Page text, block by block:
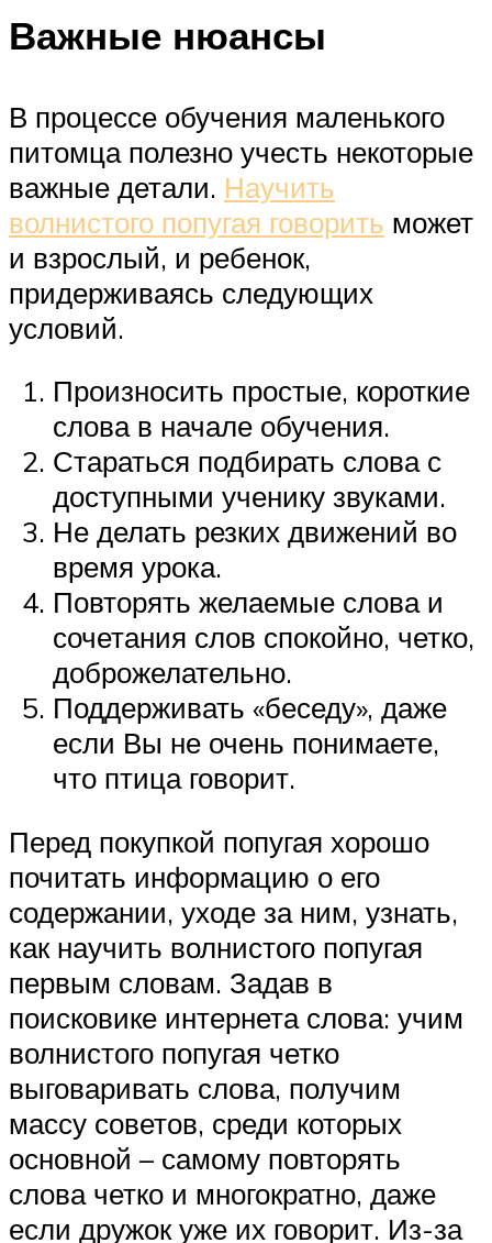
Важные нюансы
В процессе обучения маленького
питомца полезно учесть некоторые
важные детали. Научить
волнистого попугая говорить может
и взрослый, и ребенок,
придерживаясь следующих
условий.
Произносить простые, короткие
слова в начале обучения.
Стараться подбирать слова с
доступными ученику звуками.
Не делать резких движений во
время урока.
Повторять желаемые слова и
сочетания слов спокойно, четко,
доброжелательно.
Поддерживать «беседу», даже
если Вы не очень понимаете,
что птица говорит.
Перед покупкой попугая хорошо
почитать информацию о его
содержании, уходе за ним, узнать,
как научить волнистого попугая
первым словам. Задав в
поисковике интернета слова: учим
волнистого попугая четко
выговаривать слова, получим
массу советов, среди которых
основной – самому повторять
слова четко и многократно, даже
если дружок уже их говорит. Из-за